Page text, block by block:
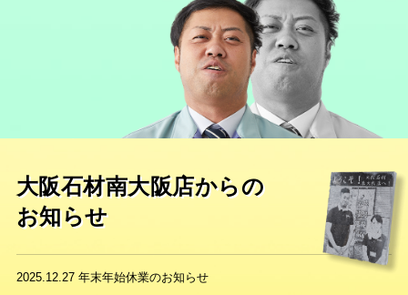
大阪石材南大阪店からの
お知らせ
2025.12.27 年末年始休業のお知らせ